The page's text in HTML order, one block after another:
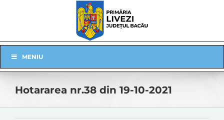
Navigation
MENIU
Hotararea nr.38 din 19-10-2021